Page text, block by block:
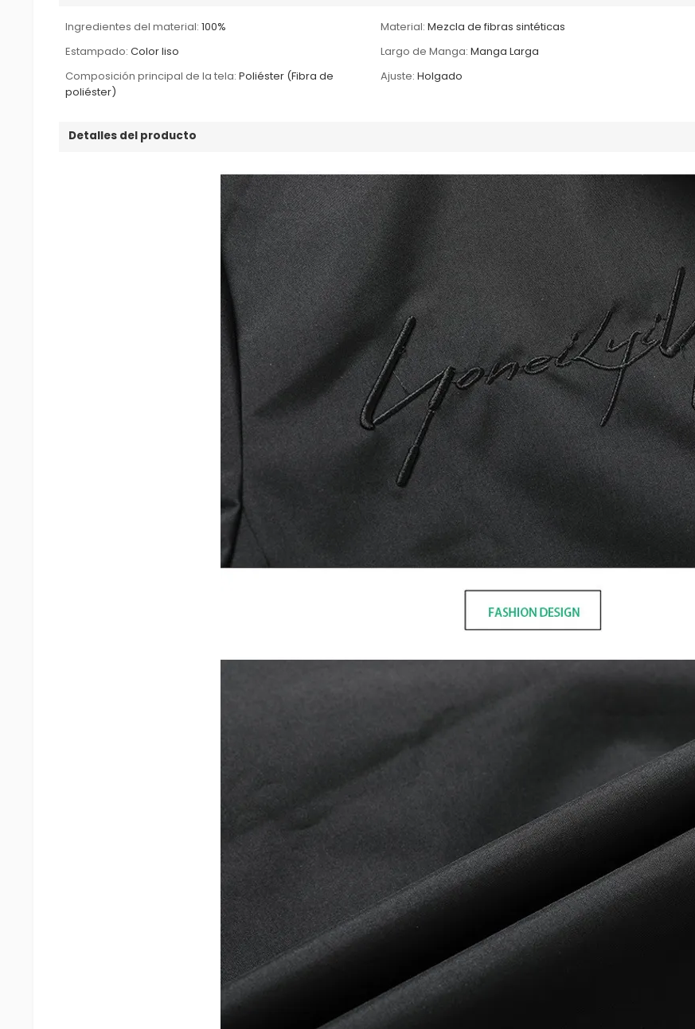
Ingredientes del material: 100% Material: Mezcla de fibras sintéticas
Estampado: Color liso Largo de Manga: Manga Larga
Composición principal de la tela: Poliéster (Fibra de
poliéster)
Ajuste: Holgado
Detalles del producto